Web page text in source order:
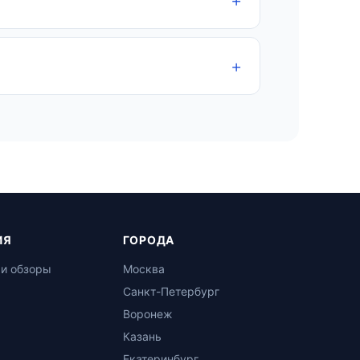
обзоры
ГОРОДА
Москва
Санкт-Петербург
Воронеж
Казань